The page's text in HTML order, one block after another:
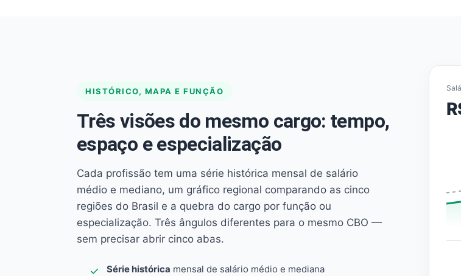
HISTÓRICO, MAPA E FUNÇÃO
Três visões do mesmo cargo: tempo,
espaço e especialização
Cada profissão tem uma série histórica mensal de salário
médio e mediano, um gráfico regional comparando as cinco
regiões do Brasil e a quebra do cargo por função ou
especialização. Três ângulos diferentes para o mesmo CBO —
sem precisar abrir cinco abas.
Série histórica mensal de salário médio e mediana